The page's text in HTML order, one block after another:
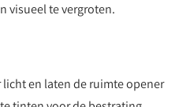
visueel te vergroten.
en laten de ruimte opener